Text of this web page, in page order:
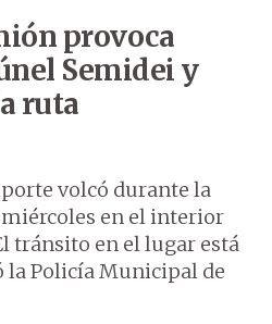
provoca
Semidei y
ruta
volcó durante la
en el interior
tránsito en el lugar está
Policía Municipal de